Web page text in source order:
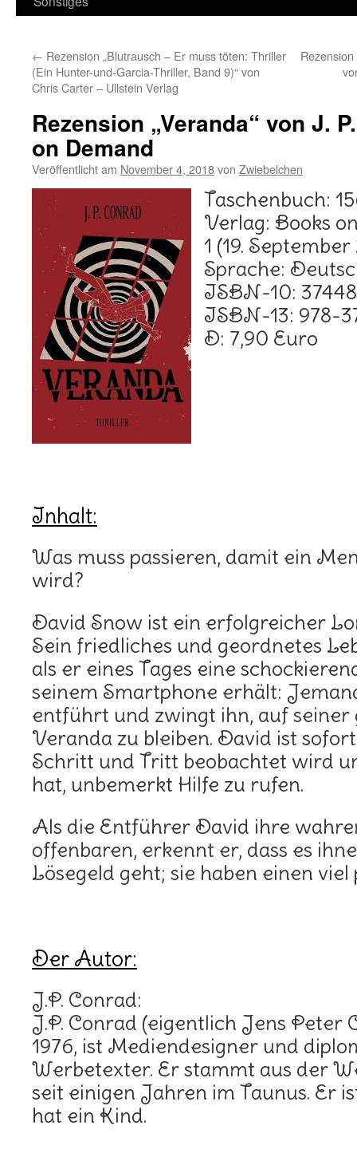
← Rezension „Blutrausch – Er muss töten: Thriller
(Ein Hunter-und-Garcia-Thriller, Band 9)“ von
Chris Carter – Ullstein Verlag
Rezension „Veranda“ von J.
on Demand
Veröffentlicht am November 4, 2018von Zwiebelchen
Taschenbuch:
Verlag: Books
1 (19.
Sprache:
ISBN-10:
ISBN-13: 978-
D: 7,90 Euro
Inhalt:
Was muss passieren, damit ein
wird?
David Snow ist ein erfolgreicher
Sein friedliches und geordnetes
als er eines Tages eine
seinem Smartphone erhält:
entführt und zwingt ihn, auf seiner
Veranda zu bleiben. David ist
Schritt und Tritt beobachtet wird
hat, unbemerkt Hilfe zu rufen.
Als die Entführer David ihre
offenbaren, erkennt er, dass es
Lösegeld geht; sie haben einen
Der Autor:
J.P. Conrad:
J.P. Conrad (eigentlich Jens Peter
1976, ist Mediendesigner und
Werbetexter. Er stammt aus der
seit einigen Jahren im Taunus. Er
hat ein Kind.